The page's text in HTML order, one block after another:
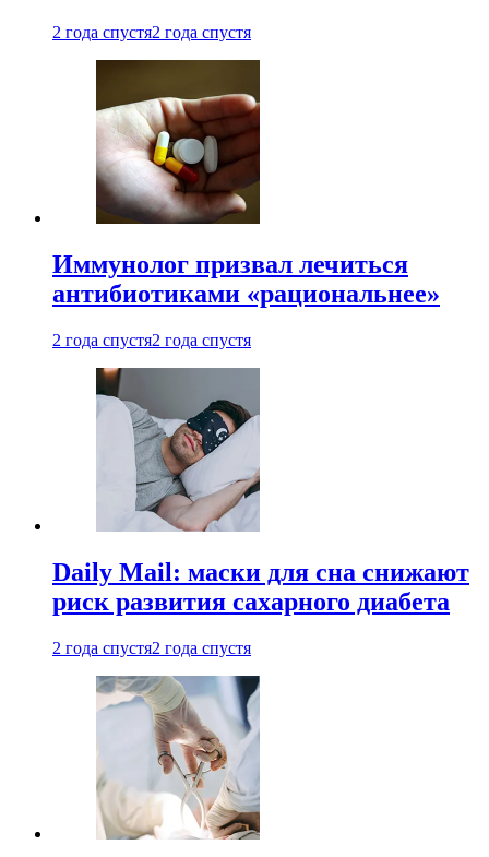
2 года спустя2 года спустя
Иммунолог призвал лечиться
антибиотиками «рациональнее»
2 года спустя2 года спустя
Daily Mail: маски для сна снижают
риск развития сахарного диабета
2 года спустя2 года спустя